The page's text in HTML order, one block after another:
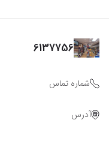
6137756
شماره تماس
آدرس